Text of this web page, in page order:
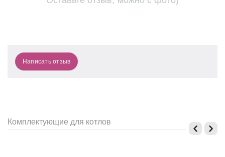
Написать отзыв
Комплектующие для котлов